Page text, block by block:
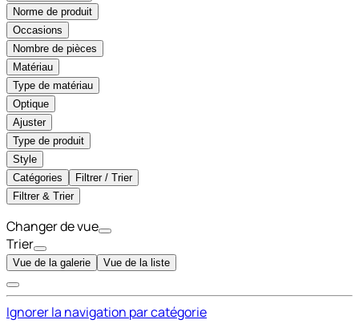
Norme de produit
Occasions
Nombre de pièces
Matériau
Type de matériau
Optique
Ajuster
Type de produit
Style
Catégories
Filtrer / Trier
Filtrer & Trier
Changer de vue
Trier
Vue de la galerie Vue de la liste
Ignorer la navigation par catégorie